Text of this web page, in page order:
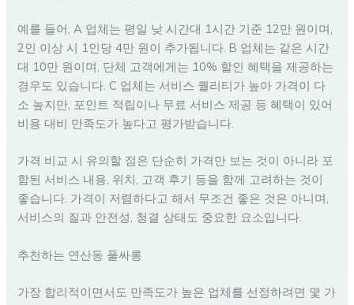
예를 들어, A 업체는 평일 낮 시간대 1시간 기준 12만 원이며,
2인 이상 시 1인당 4만 원이 추가됩니다. B 업체는 같은 시간
대 10만 원이며, 단체 고객에게는 10% 할인 혜택을 제공하는
경우도 있습니다. C 업체는 서비스 퀄리티가 높아 가격이 다
소 높지만, 포인트 적립이나 무료 서비스 제공 등 혜택이 있어
비용 대비 만족도가 높다고 평가받습니다.
가격 비교 시 유의할 점은 단순히 가격만 보는 것이 아니라 포
함된 서비스 내용, 위치, 고객 후기 등을 함께 고려하는 것이
좋습니다. 가격이 저렴하다고 해서 무조건 좋은 것은 아니며,
서비스의 질과 안전성, 청결 상태도 중요한 요소입니다.
추천하는 연산동 풀싸롱
가장 합리적이면서도 만족도가 높은 업체를 선정하려면 몇 가